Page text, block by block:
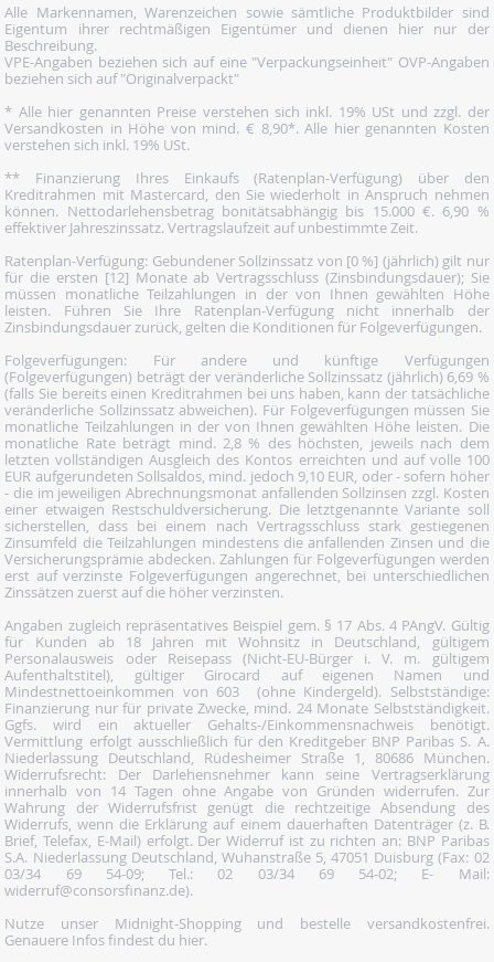
Alle Markennamen, Warenzeichen sowie sämtliche Produktbilder sind
Eigentum ihrer rechtmäßigen Eigentümer und dienen hier nur der
Beschreibung.
VPE-Angaben beziehen sich auf eine "Verpackungseinheit" OVP-Angaben
beziehen sich auf "Originalverpackt"
* Alle hier genannten Preise verstehen sich inkl. 19% USt und zzgl. der
Versandkosten in Höhe von mind. € 8,90*. Alle hier genannten Kosten
verstehen sich inkl. 19% USt.
** Finanzierung Ihres Einkaufs (Ratenplan-Verfügung) über den
Kreditrahmen mit Mastercard, den Sie wiederholt in Anspruch nehmen
können. Nettodarlehensbetrag bonitätsabhängig bis 15.000 €. 6,90 %
effektiver Jahreszinssatz. Vertragslaufzeit auf unbestimmte Zeit.
Ratenplan-Verfügung: Gebundener Sollzinssatz von [0 %] (jährlich) gilt nur
für die ersten [12] Monate ab Vertragsschluss (Zinsbindungsdauer); Sie
müssen monatliche Teilzahlungen in der von Ihnen gewählten Höhe
leisten. Führen Sie Ihre Ratenplan-Verfügung nicht innerhalb der
Zinsbindungsdauer zurück, gelten die Konditionen für Folgeverfügungen.
Folgeverfügungen: Für andere und künftige Verfügungen
(Folgeverfügungen) beträgt der veränderliche Sollzinssatz (jährlich) 6,69 %
(falls Sie bereits einen Kreditrahmen bei uns haben, kann der tatsächliche
veränderliche Sollzinssatz abweichen). Für Folgeverfügungen müssen Sie
monatliche Teilzahlungen in der von Ihnen gewählten Höhe leisten. Die
monatliche Rate beträgt mind. 2,8 % des höchsten, jeweils nach dem
letzten vollständigen Ausgleich des Kontos erreichten und auf volle 100
EUR aufgerundeten Sollsaldos, mind. jedoch 9,10 EUR, oder - sofern höher
- die im jeweiligen Abrechnungsmonat anfallenden Sollzinsen zzgl. Kosten
einer etwaigen Restschuldversicherung. Die letztgenannte Variante soll
sicherstellen, dass bei einem nach Vertragsschluss stark gestiegenen
Zinsumfeld die Teilzahlungen mindestens die anfallenden Zinsen und die
Versicherungsprämie abdecken. Zahlungen für Folgeverfügungen werden
erst auf verzinste Folgeverfügungen angerechnet, bei unterschiedlichen
Zinssätzen zuerst auf die höher verzinsten.
Angaben zugleich repräsentatives Beispiel gem. § 17 Abs. 4 PAngV. Gültig
für Kunden ab 18 Jahren mit Wohnsitz in Deutschland, gültigem
Personalausweis oder Reisepass (Nicht-EU-Bürger i. V. m. gültigem
Aufenthaltstitel), gültiger Girocard auf eigenen Namen und
Mindestnettoeinkommen von 603  (ohne Kindergeld). Selbstständige:
Finanzierung nur für private Zwecke, mind. 24 Monate Selbstständigkeit.
Ggfs. wird ein aktueller Gehalts-/Einkommensnachweis benötigt.
Vermittlung erfolgt ausschließlich für den Kreditgeber BNP Paribas S. A.
Niederlassung Deutschland, Rüdesheimer Straße 1, 80686 München.
Widerrufsrecht: Der Darlehensnehmer kann seine Vertragserklärung
innerhalb von 14 Tagen ohne Angabe von Gründen widerrufen. Zur
Wahrung der Widerrufsfrist genügt die rechtzeitige Absendung des
Widerrufs, wenn die Erklärung auf einem dauerhaften Datenträger (z. B.
Brief, Telefax, E-Mail) erfolgt. Der Widerruf ist zu richten an: BNP Paribas
S.A. Niederlassung Deutschland, Wuhanstraße 5, 47051 Duisburg (Fax: 02
03/34 69 54-09; Tel.: 02 03/34 69 54-02; E- Mail:
widerruf@consorsfinanz.de).
Nutze unser Midnight-Shopping und bestelle versandkostenfrei.
Genauere Infos findest du hier.